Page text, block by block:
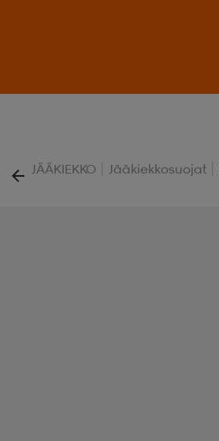
JÄÄKIEKKO | Jääkiekkosuojat |